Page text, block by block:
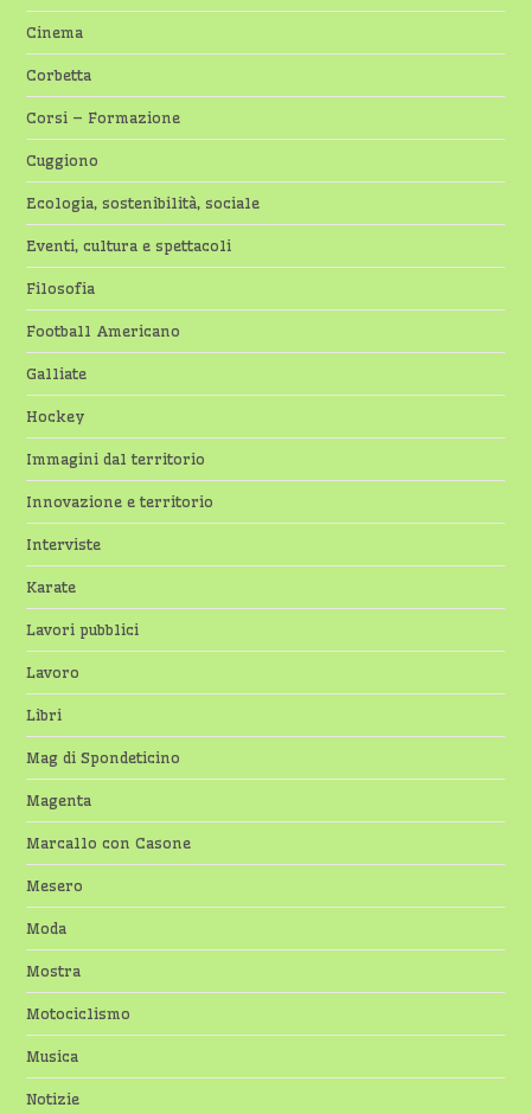
Cinema
Corbetta
Corsi – Formazione
Cuggiono
Ecologia, sostenibilità, sociale
Eventi, cultura e spettacoli
Filosofia
Football Americano
Galliate
Hockey
Immagini dal territorio
Innovazione e territorio
Interviste
Karate
Lavori pubblici
Lavoro
Libri
Mag di Spondeticino
Magenta
Marcallo con Casone
Mesero
Moda
Mostra
Motociclismo
Musica
Notizie